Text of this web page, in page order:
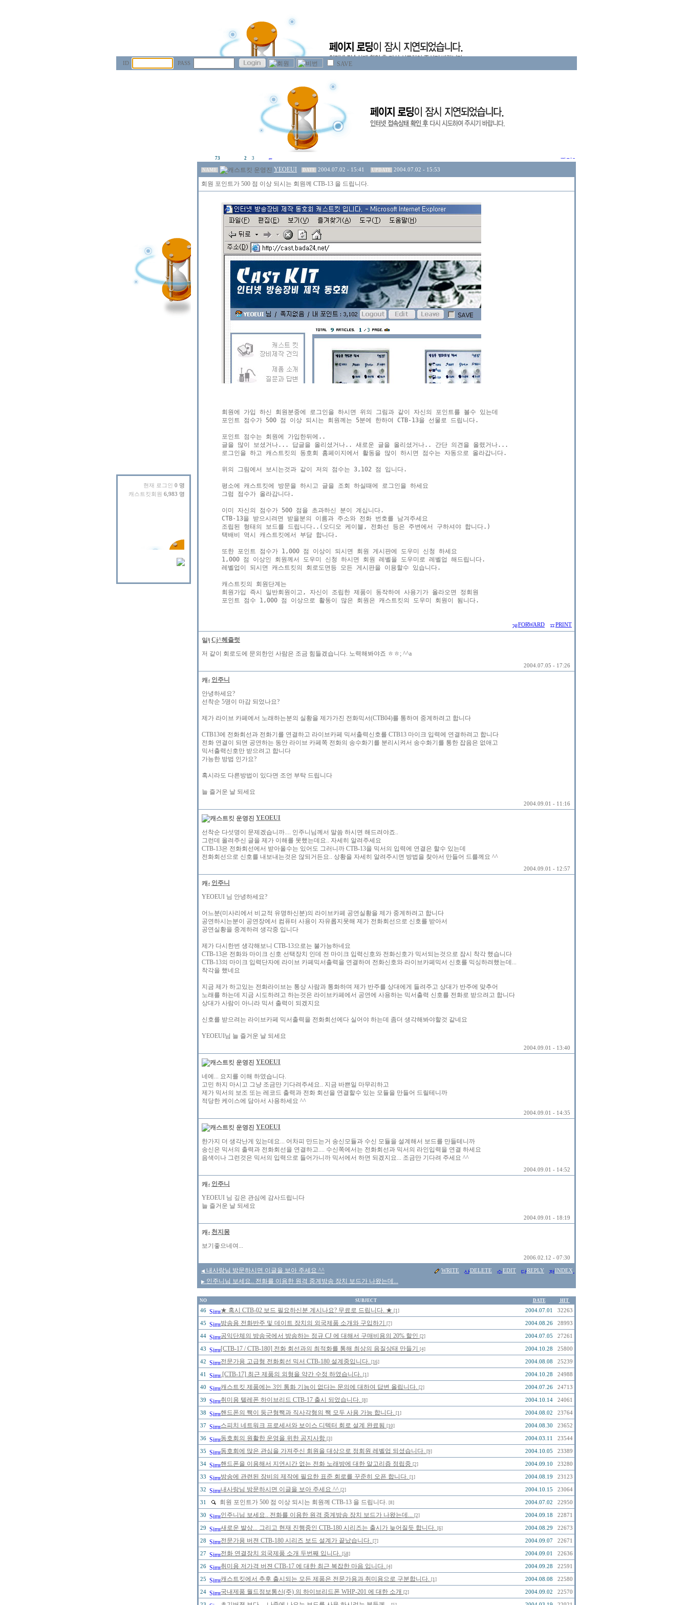
ID PASS SAVE
현재 로그인 0 명
캐스트킷회원 6,983 명
73 2 3
NAME YEOEUI DATE 2004.07.02 - 15:41 UPDATE 2004.07.02 - 15:53
회원 포인트가 500 점 이상 되시는 회원께 CTB-13 을 드립니다.
회원에 가입 하신 회원분중에 로그인을 하시면 위의 그림과 같이 자신의 포인트를 볼수 있는데
포인트 점수가 500 점 이상 되시는 회원께는 5분에 한하여 CTB-13을 선물로 드립니다.
포인트 점수는 회원에 가입한뒤에..
글을 많이 보셨거나... 답글을 올리셨거나.. 새로운 글을 올리셨거나.. 간단 의견을 올렸거나...
로그인을 하고 캐스트킷의 동호회 홈페이지에서 활동을 많이 하시면 점수는 자동으로 올라갑니다.
위의 그림에서 보시는것과 같이 저의 점수는 3,102 점 입니다.
평소에 캐스트킷에 방문을 하시고 글을 조회 하실때에 로그인을 하세요
그럼 점수가 올라감니다.
이미 자신의 점수가 500 점을 초과하신 분이 계십니다.
CTB-13을 받으시려면 받을분의 이름과 주소와 전화 번호를 남겨주세요
조립된 형태의 보드를 드립니다..(오디오 케이블, 전화선 등은 주변에서 구하셔야 합니다.)
택배비 역시 캐스트킷에서 부담 합니다.
또한 포인트 점수가 1,000 점 이상이 되시면 회원 게시판에 도우미 신청 하세요
1,000 점 이상인 회원께서 도우미 신청 하시면 회원 레벨을 도우미로 레벨업 해드립니다.
레벨업이 되시면 캐스트킷의 회로도면등 모든 게시판을 이용할수 있습니다.
캐스트킷의 회원단계는
회원가입 즉시 일반회원이고, 자신이 조립한 제품이 동작하여 사용기가 올라오면 정회원
FORWARD PRINT
Cj^헤즐럿
저 같이 회로도에 문외한인 사람은 조금 힘들겠습니다. 노력해봐야죠 ㅎㅎ; ^^a
2004.07.05 - 17:26
인주니
안녕하세요?
선착순 5명이 마감 되었나요?
제가 라이브 카페에서 노래하는분의 실황을 제가가진 전화믹서(CTB04)를 통하여 중계하려고 합니다
CTB13에 전화회선과 전화기를 연결하고 라이브카페 믹서출력신호를 CTB13 마이크 입력에 연결하려고 합니다
전화 연결이 되면 공연하는 동안 라이브 카페쪽 전화의 송수화기를 분리시켜서 송수화기를 통한 잡음은 없애고
믹서출력신호만 받으려고 합니다
가능한 방법 인가요?
혹시라도 다른방법이 있다면 조언 부탁 드립니다
늘 즐거운 날 되세요
2004.09.01 - 11:16
YEOEUI
선착순 다섯명이 문제겠습니까.... 인주니님께서 말씀 하시면 해드려야죠..
그런데 올려주신 글을 제가 이해를 못했는데요.. 자세히 알려주세요
CTB-13은 전화회선에서 받아올수는 있어도 그러니까 CTB-13을 믹서의 입력에 연결은 할수 있는데
전화회선으로 신호를 내보내는것은 않되거든요.. 상황을 자세히 알려주시면 방법을 찾아서 만들어 드를께요 ^^
2004.09.01 - 12:57
인주니
YEOEUI 님 안녕하세요?
어느분(미사리에서 비교적 유명하신분)의 라이브카페 공연실황을 제가 중계하려고 합니다
공연하시는분이 공연장에서 컴퓨터 사용이 자유롭지못해 제가 전화회선으로 신호를 받아서
공연실황을 중계하려 생각중 입니다
제가 다시한번 생각해보니 CTB-13으로는 불가능하네요
CTB-13은 전화와 마이크 신호 선택장치 인데 전 마이크 입력신호와 전화신호가 믹서되는것으로 잠시 착각 했습니다
CTB-13의 마이크 입력단자에 라이브 카페믹서출력을 연결하여 전화신호와 라이브카페믹서 신호를 믹싱하려했는데...
착각을 했네요
지금 제가 하고있는 전화라이브는 통상 사람과 통화하며 제가 반주를 상대에게 들려주고 상대가 반주에 맞추어
노래를 하는데 지금 시도하려고 하는것은 라이브카페에서 공연에 사용하는 믹서출력 신호를 전화로 받으려고 합니다
상대가 사람이 아니라 믹서 출력이 되겠지요
신호를 받으려는 라이브카페 믹서출력을 전화회선에다 실어야 하는데 좀더 생각해봐야할것 같네요
YEOEUI님 늘 즐거운 날 되세요
2004.09.01 - 13:40
YEOEUI
네에... 요지를 이해 하였습니다.
고민 하지 마시고 그냥 조금만 기다려주세요.. 지금 바쁜일 마무리하고
제가 믹서의 보조 또는 레코드 출력과 전화 회선을 연결할수 있는 모듈을 만들어 드릴테니까
적당한 케이스에 담아서 사용하세요 ^^
2004.09.01 - 14:35
YEOEUI
한가지 더 생각난게 있는데요... 어차피 만드는거 송신모듈과 수신 모듈을 설계해서 보드를 만들테니까
송신은 믹서의 출력과 전화회선을 연결하고.... 수신쪽에서는 전화회선과 믹서의 라인입력을 연결 하세요
음색이나 그런것은 믹서의 입력으로 들어가니까 믹서에서 하면 되겠지요... 조금만 기다려 주세요 ^^
2004.09.01 - 14:52
인주니
YEOEUI 님 깊은 관심에 감사드립니다
늘 즐거운 날 되세요
2004.09.01 - 18:19
천지몽
보기좋으네여...
2006.02.12 - 07:30
◀ 내사랑님 방문하시면 이글을 보아 주세요 ^^
▶ 인주니님 보세요.. 전화를 이용한 원격 중계방송 장치 보드가 나왔는데...
WRITE DELETE EDIT REPLY INDEX
NO SUBJECT DATE HIT
46 ★ 혹시 CTB-02 보드 필요하신분 계시나요? 무료로 드립니다. ★ [1] 2004.07.01 32263
45 방송용 전화반주 및 데이트 장치의 외국제품 소개와 구입하기 [7] 2004.08.26 28993
44 공익단체의 방송국에서 방송하는 정규 CJ 에 대해서 구매비용의 20% 할인 [2] 2004.07.05 27261
43 [CTB-17 / CTB-180] 전화 회선과의 최적화를 통해 최상의 음질상태 만들기 [4] 2004.10.28 25800
42 전문가용 고급형 전화회선 믹서 CTB-180 설계중입니다. [16] 2004.08.08 25239
41 [CTB-17] 최근 제품의 외형을 약간 수정 하였습니다. [1] 2004.10.28 24988
40 캐스트킷 제품에는 3인 통화 기능이 없다는 문의에 대하여 답변 올립니다. [2] 2004.07.26 24713
39 취미용 텔레폰 하이브리드 CTB-17 출시 되었습니다. [8] 2004.10.14 24061
38 핸드폰의 짹이 둥근형짹과 직사각형의 짹 모두 사용 가능 합니다. [1] 2004.08.02 23764
37 스피치 네트워크 프로세서와 보이스 디텍터 회로 설계 완료됨 [10] 2004.08.30 23652
36 동호회의 원활한 운영을 위한 공지사항 [3] 2004.03.11 23544
35 동호회에 많은 관심을 가져주신 회원을 대상으로 정회원 레벨업 되셨습니다. [9] 2004.10.05 23389
34 핸드폰을 이용해서 지연시간 없는 전화 노래방에 대한 알고리즘 정립중 [2] 2004.09.10 23280
33 방송에 관련된 장비의 제작에 필요한 표준 회로를 꾸준히 오픈 합니다. [1] 2004.08.19 23123
32 내사랑님 방문하시면 이글을 보아 주세요 ^^ [2] 2004.10.15 23064
31 회원 포인트가 500 점 이상 되시는 회원께 CTB-13 을 드립니다. [8] 2004.07.02 22950
30 인주니님 보세요.. 전화를 이용한 원격 중계방송 장치 보드가 나왔는데... [2] 2004.09.18 22871
29 새로운 발상... 그리고 현재 진행중인 CTB-180 시리즈는 출시가 늦어질듯 합니다. [6] 2004.08.29 22673
28 전문가용 버젼 CTB-180 시리즈 보드 설계가 끝났습니다. [7] 2004.09.07 22671
27 전화 연결장치 외국제품 소개 두번째 입니다. [58] 2004.09.01 22636
26 취미용 저가격 버젼 CTB-17 에 대한 최근 복잡한 마음 입니다. [4] 2004.09.28 22591
25 캐스트킷에서 추후 출시되는 모든 제품은 전문가용과 취미용으로 구분합니다. [1] 2004.08.08 22580
24 국내제품 월드정보통신(주) 의 하이브리드폰 WHP-201 에 대한 소개 [2] 2004.09.02 22570